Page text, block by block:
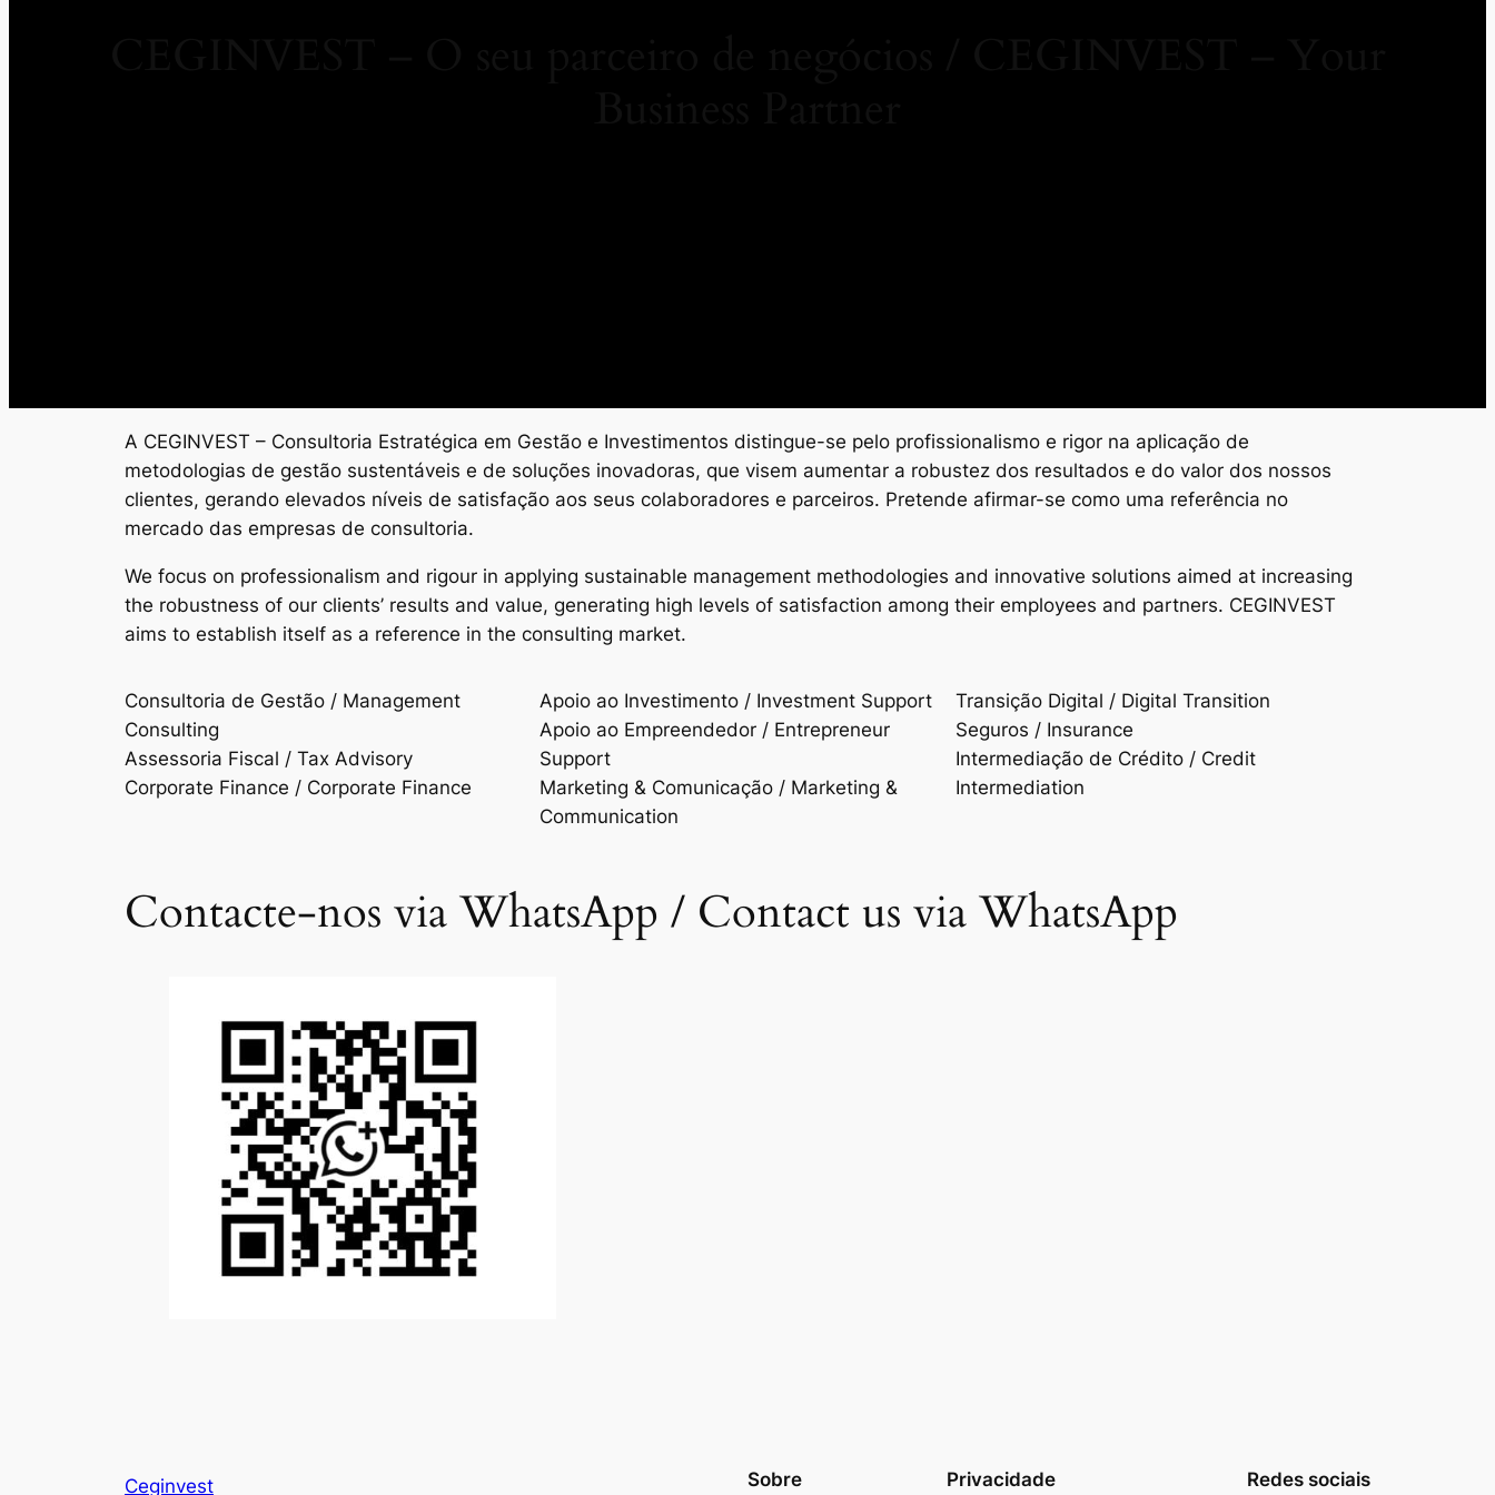
A CEGINVEST – Consultoria Estratégica em Gestão e Investimentos distingue-se pelo profissionalismo e rigor na aplicação de
metodologias de gestão sustentáveis e de soluções inovadoras, que visem aumentar a robustez dos resultados e do valor dos nossos
clientes, gerando elevados níveis de satisfação aos seus colaboradores e parceiros. Pretende afirmar-se como uma referência no
mercado das empresas de consultoria.
We focus on professionalism and rigour in applying sustainable management methodologies and innovative solutions aimed at increasing
the robustness of our clients’ results and value, generating high levels of satisfaction among their employees and partners. CEGINVEST
aims to establish itself as a reference in the consulting market.
Consultoria de Gestão / Management
Consulting
Assessoria Fiscal / Tax Advisory
Corporate Finance / Corporate Finance
Apoio ao Investimento / Investment Support
Apoio ao Empreendedor / Entrepreneur
Support
Marketing & Comunicação / Marketing &
Communication
Transição Digital / Digital Transition
Seguros / Insurance
Intermediação de Crédito / Credit
Intermediation
Contacte-nos via WhatsApp / Contact us via WhatsApp
Ceginvest Sobre Privacidade Redes sociais